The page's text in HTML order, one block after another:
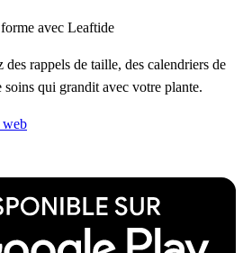
avec Leaftide
rappels de taille, des calendriers de
qui grandit avec votre plante.
web